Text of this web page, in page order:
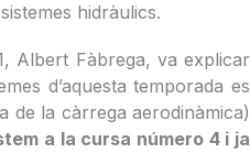
hidràulics.
Albert Fàbrega, va explicar
d’aquesta temporada es
de la càrrega aerodinàmica)
a la cursa número 4 i ja